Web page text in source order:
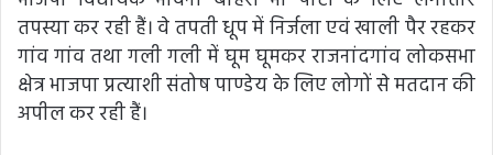
तपस्या कर रही हैं। वे तपती धूप में निर्जला एवं खाली पैर रहकर
गांव गांव तथा गली गली में घूम घूमकर राजनांदगांव लोकसभा
क्षेत्र भाजपा प्रत्याशी संतोष पाण्डेय के लिए लोगों से मतदान की
अपील कर रही हैं।